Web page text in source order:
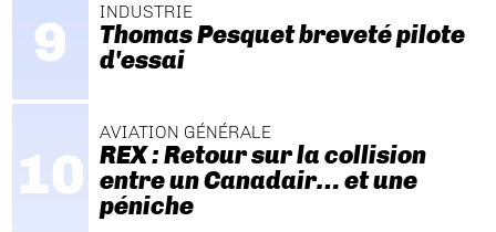
INDUSTRIE
Thomas Pesquet breveté pilote
d'essai
AVIATION GÉNÉRALE
REX : Retour sur la collision
entre un Canadair… et une
péniche